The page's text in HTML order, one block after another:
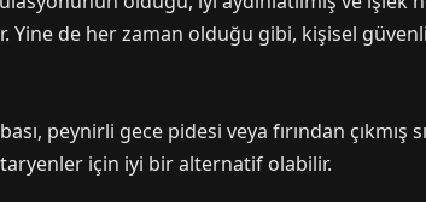
Yine de her zaman olduğu gibi, kişisel
peynirli gece pidesi veya fırından
için iyi bir alternatif olabilir.